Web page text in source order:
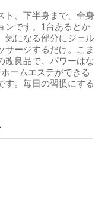
ト、下半身まで、全身
ンです。1台あるとか
気になる部分にジェル
サージするだけ。こま
改良品で、パワーはな
ームエステができる
す。毎日の習慣にする